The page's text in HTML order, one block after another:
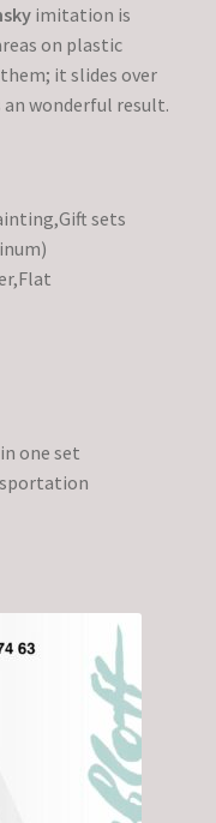
imitation is
on plastic
it slides over
an wonderful result.
sets
one set